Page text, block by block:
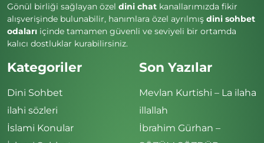
Gönül birliği sağlayan özel dini chat kanallarımızda fikir
alışverişinde bulunabilir, hanımlara özel ayrılmış dini sohbet
odaları içinde tamamen güvenli ve seviyeli bir ortamda
kalıcı dostluklar kurabilirsiniz.
Kategoriler
Dini Sohbet
ilahi sözleri
İslami Konular
Son Yazılar
Mevlan Kurtishi – La ilaha
illallah
İbrahim Gürhan –